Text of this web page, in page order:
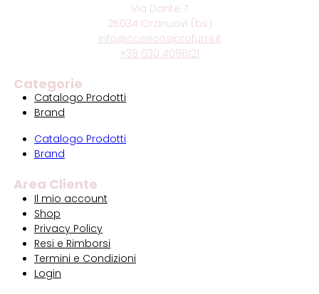
Via Dante 7
25034 Orzinuovi (bs)
info@cosecosiprofumi.it
+39 030 4096121
Categorie
Catalogo Prodotti
Brand
Catalogo Prodotti
Brand
Area Cliente
Il mio account
Shop
Privacy Policy
Resi e Rimborsi
Termini e Condizioni
Login